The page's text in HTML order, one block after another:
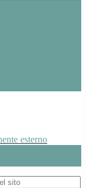
esterno